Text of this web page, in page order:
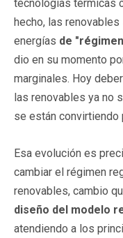
tecnologías térmicas
hecho, las
energías de
dio en su momento
marginales. Hoy
las renovables ya no
se están convirtiendo
Esa evolución es
cambiar el régimen
renovables, cambio
diseño del modelo
atendiendo a los